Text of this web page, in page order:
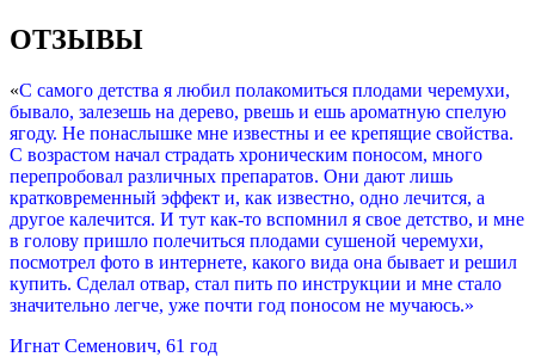
ОТЗЫВЫ
«С самого детства я любил полакомиться плодами черемухи,
бывало, залезешь на дерево, рвешь и ешь ароматную спелую
ягоду. Не понаслышке мне известны и ее крепящие свойства.
С возрастом начал страдать хроническим поносом, много
перепробовал различных препаратов. Они дают лишь
кратковременный эффект и, как известно, одно лечится, а
другое калечится. И тут как-то вспомнил я свое детство, и мне
в голову пришло полечиться плодами сушеной черемухи,
посмотрел фото в интернете, какого вида она бывает и решил
купить. Сделал отвар, стал пить по инструкции и мне стало
значительно легче, уже почти год поносом не мучаюсь.»
Игнат Семенович, 61 год